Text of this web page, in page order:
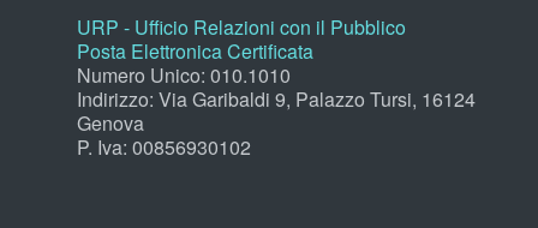
URP - Ufficio Relazioni con il Pubblico
Posta Elettronica Certificata
Numero Unico: 010.1010
Indirizzo: Via Garibaldi 9, Palazzo Tursi, 16124
Genova
P. Iva: 00856930102